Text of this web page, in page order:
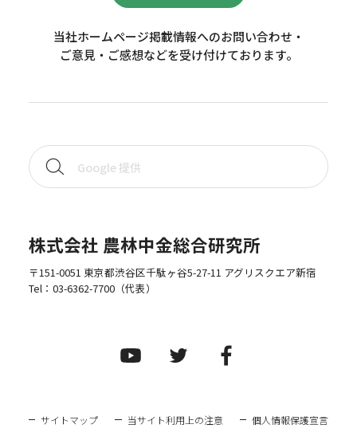
当社ホームページ掲載情報へのお問い合わせ・
ご意見・ご感想などを受け付けております。
株式会社 農林中金総合研究所
〒151-0051 東京都渋谷区千駄ヶ谷5-27-11 アグリスクエア新宿
Tel： 03-6362-7700（代表）
サイトマップ 当サイト利用上の注意 個人情報保護宣言